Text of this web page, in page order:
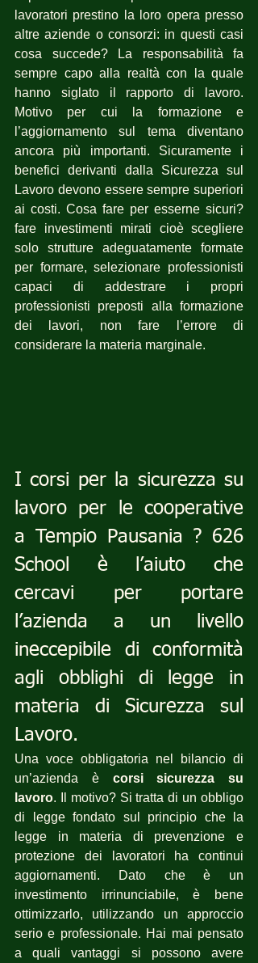
lavoratori prestino la loro opera presso
altre aziende o consorzi: in questi casi
cosa succede? La responsabilità fa
sempre capo alla realtà con la quale
hanno siglato il rapporto di lavoro.
Motivo per cui la formazione e
l’aggiornamento sul tema diventano
ancora più importanti. Sicuramente i
benefici derivanti dalla Sicurezza sul
Lavoro devono essere sempre superiori
ai costi. Cosa fare per esserne sicuri?
fare investimenti mirati cioè scegliere
solo strutture adeguatamente formate
per formare, selezionare professionisti
capaci di addestrare i propri
professionisti preposti alla formazione
dei lavori, non fare l’errore di
considerare la materia marginale.
I corsi per la sicurezza su
lavoro per le cooperative
a Tempio Pausania ? 626
School è l’aiuto che
cercavi per portare
l’azienda a un livello
ineccepibile di conformità
agli obblighi di legge in
materia di Sicurezza sul
Lavoro.
Una voce obbligatoria nel bilancio di
un’azienda è corsi sicurezza su
lavoro. Il motivo? Si tratta di un obbligo
di legge fondato sul principio che la
legge in materia di prevenzione e
protezione dei lavoratori ha continui
aggiornamenti. Dato che è un
investimento irrinunciabile, è bene
ottimizzarlo, utilizzando un approccio
serio e professionale. Hai mai pensato
a quali vantaggi si possono avere